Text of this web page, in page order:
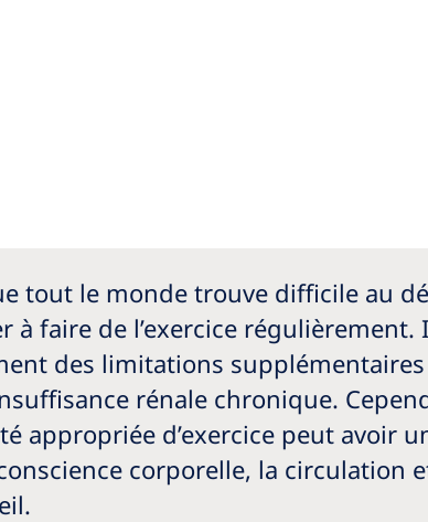
tout le monde trouve difficile au
à faire de l’exercice régulièrement.
des limitations
rénale chronique.
appropriée d’exercice peut avoir
corporelle, la circulation